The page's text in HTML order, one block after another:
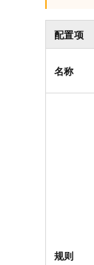
配置项
名称
规则